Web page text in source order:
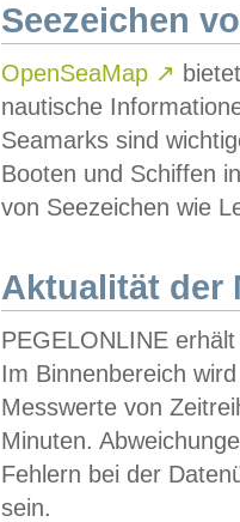
Seezeichen
OpenSeaMap ↗
nautische
Seamarks sind
Booten und Schiffen
von Seezeichen wie
Aktualität der
PEGELONLINE
Im Binnenbereich
Messwerte von
Minuten.
Fehlern bei der
sein.